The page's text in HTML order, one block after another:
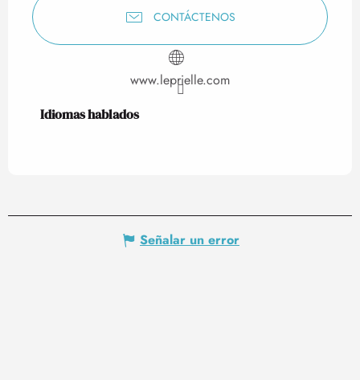
CONTÁCTENOS
www.leprielle.com
Idiomas hablados
Idiomas hablados
Señalar un error